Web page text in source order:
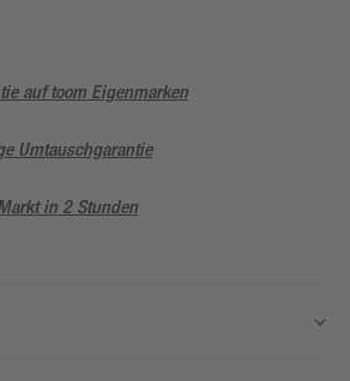
auf toom Eigenmarken
Umtauschgarantie
in 2 Stunden